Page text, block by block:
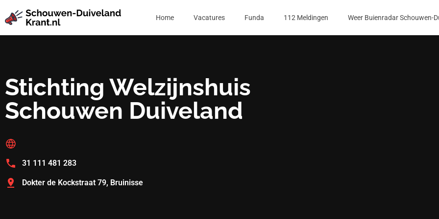
Home Vacatures Funda 112 Meldingen Weer Buienradar Schouwen-
Stichting Welzijnshuis
Schouwen Duiveland
31 111 481 283
Dokter de Kockstraat 79, Bruinisse